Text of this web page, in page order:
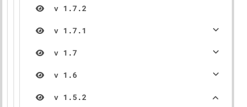
v 1.7.2
v 1.7.1
v 1.7
v 1.6
v 1.5.2